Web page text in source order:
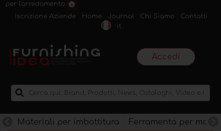
per l'arredamento.
Iscrizione Aziende
Home Journal Chi Siamo
Contatti
it
Accedi
Materiali per imbottitura Ferramenta per mobili